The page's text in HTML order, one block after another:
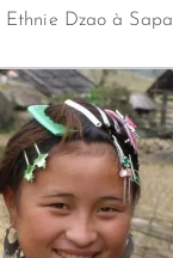
Ethnie Dzao à Sapa